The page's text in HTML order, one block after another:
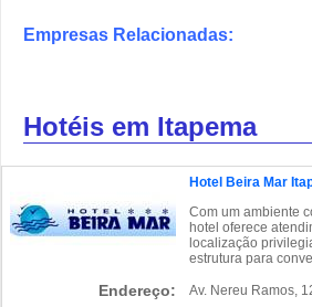
Empresas Relacionadas:
Hotéis em Itapema
Hotel Beira Mar
Com um ambiente
hotel oferece
localização
estrutura para
Endereço: Av. Nereu Ramos,